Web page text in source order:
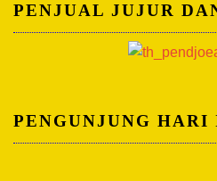
PENJUAL JUJUR
PENGUNJUNG HARI